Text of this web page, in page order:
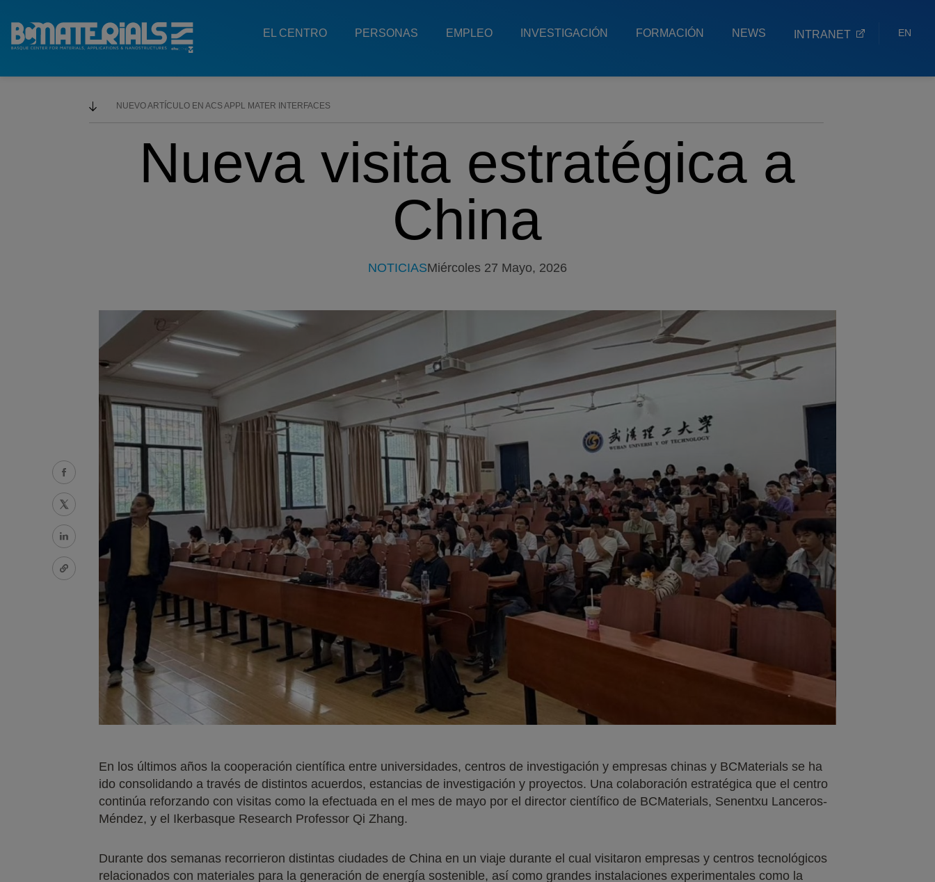
MenuEL CENTRO PERSONAS EMPLEO INVESTIGACIÓN FORMACIÓN NEWS INTRANET EN
EU
NUEVO ARTÍCULO EN ACS APPL MATER INTERFACES
Nueva visita estratégica a
China
NOTICIASMiércoles 27 Mayo, 2026
En los últimos años la cooperación científica entre universidades, centros de investigación y empresas chinas y BCMaterials se ha
ido consolidando a través de distintos acuerdos, estancias de investigación y proyectos. Una colaboración estratégica que el centro
continúa reforzando con visitas como la efectuada en el mes de mayo por el director científico de BCMaterials, Senentxu Lanceros-
Méndez, y el Ikerbasque Research Professor Qi Zhang.
Durante dos semanas recorrieron distintas ciudades de China en un viaje durante el cual visitaron empresas y centros tecnológicos
relacionados con materiales para la generación de energía sostenible, así como grandes instalaciones experimentales como la